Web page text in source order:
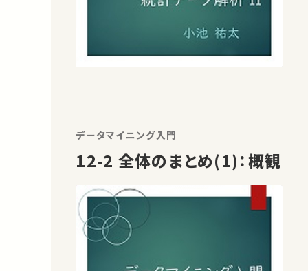
データマイニング入門
12-2 全体のまとめ(1)：概観